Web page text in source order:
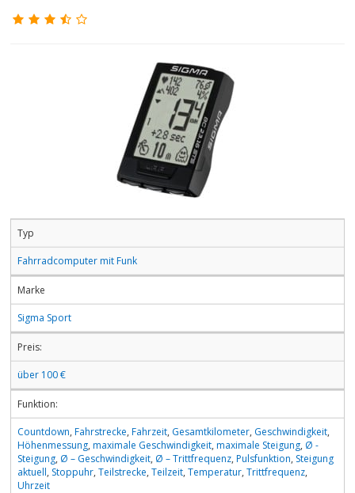
Typ
Fahrradcomputer mit Funk
Marke
Sigma Sport
Preis:
über 100 €
Funktion:
Countdown, Fahrstrecke, Fahrzeit, Gesamtkilometer, Geschwindigkeit,
Höhenmessung, maximale Geschwindigkeit, maximale Steigung, Ø -
Steigung, Ø – Geschwindigkeit, Ø – Trittfrequenz, Pulsfunktion, Steigung
aktuell, Stoppuhr, Teilstrecke, Teilzeit, Temperatur, Trittfrequenz,
Uhrzeit